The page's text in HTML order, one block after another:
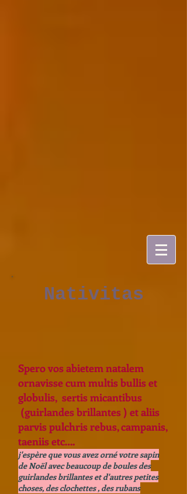
Nativitas
Spero vos abietem natalem
ornavisse cum multis bullis et
globulis, sertis micantibus
(guirlandes brillantes ) et aliis
parvis pulchris rebus, campanis,
taeniis etc….
j'espère que vous avez orné votre sapin
de Noël avec beaucoup de boules des
guirlandes brillantes et d'autres petites
choses, des clochettes , des rubans